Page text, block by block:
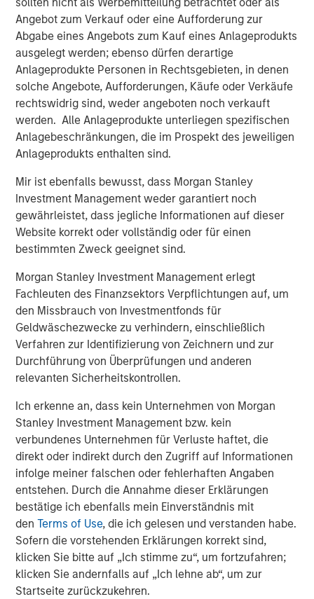
Angebot zum Verkauf oder eine Aufforderung zur
Abgabe eines Angebots zum Kauf eines Anlageprodukts
ausgelegt werden; ebenso dürfen derartige
Anlageprodukte Personen in Rechtsgebieten, in denen
solche Angebote, Aufforderungen, Käufe oder Verkäufe
rechtswidrig sind, weder angeboten noch verkauft
werden. Alle Anlageprodukte unterliegen spezifischen
Anlagebeschränkungen, die im Prospekt des jeweiligen
Anlageprodukts enthalten sind.
Mir ist ebenfalls bewusst, dass Morgan Stanley
Investment Management weder garantiert noch
gewährleistet, dass jegliche Informationen auf dieser
Website korrekt oder vollständig oder für einen
bestimmten Zweck geeignet sind.
Morgan Stanley Investment Management erlegt
Fachleuten des Finanzsektors Verpflichtungen auf, um
den Missbrauch von Investmentfonds für
Geldwäschezwecke zu verhindern, einschließlich
Verfahren zur Identifizierung von Zeichnern und zur
Durchführung von Überprüfungen und anderen
relevanten Sicherheitskontrollen.
Ich erkenne an, dass kein Unternehmen von Morgan
Stanley Investment Management bzw. kein
verbundenes Unternehmen für Verluste haftet, die
direkt oder indirekt durch den Zugriff auf Informationen
infolge meiner falschen oder fehlerhaften Angaben
entstehen. Durch die Annahme dieser Erklärungen
bestätige ich ebenfalls mein Einverständnis mit
denTerms of Use, die ich gelesen und verstanden habe.
Sofern die vorstehenden Erklärungen korrekt sind,
klicken Sie bitte auf „Ich stimme zu“, um fortzufahren;
klicken Sie andernfalls auf „Ich lehne ab“, um zur
Startseite zurückzukehren.
begin construction on this landmark project and look
forward to supporting Alberta’s emergence as a
significant data center hub.”
Santander acted as exclusive M&A and Financing advisor
to MSIP on the transaction. Kirkland & Ellis and Bennett
Jones acted as legal counsel to MSIP.
About Morgan Stanley Infrastructure Partners
leading global private infrastructure investment platform
with approximately $17 billion in capital commitments
since inception. Founded in 2006, MSIP has invested in a
diverse portfolio across transportation, digital, energy
transition, and water & waste. MSIP targets assets that
provide essential public goods and services with the
potential for value creation through active ownership. For
further information about Morgan Stanley Infrastructure
Partners, please visit
Morgan Stanley Infrastructure
Partners
About Morgan Stanley Investment Management
its investment advisory affiliates, has more than 1,300
investment professionals around the world and $1.9
trillion in assets under management or supervision as of
March 31, 2026. Morgan Stanley Investment Management
strives to provide outstanding long-term investment
performance, service, and a comprehensive suite of
investment management solutions to a diverse client
base, which includes governments, institutions,
corporations and individuals worldwide. For further
information about Morgan Stanley Investment
Management, please visitwww.morganstanley.com/im